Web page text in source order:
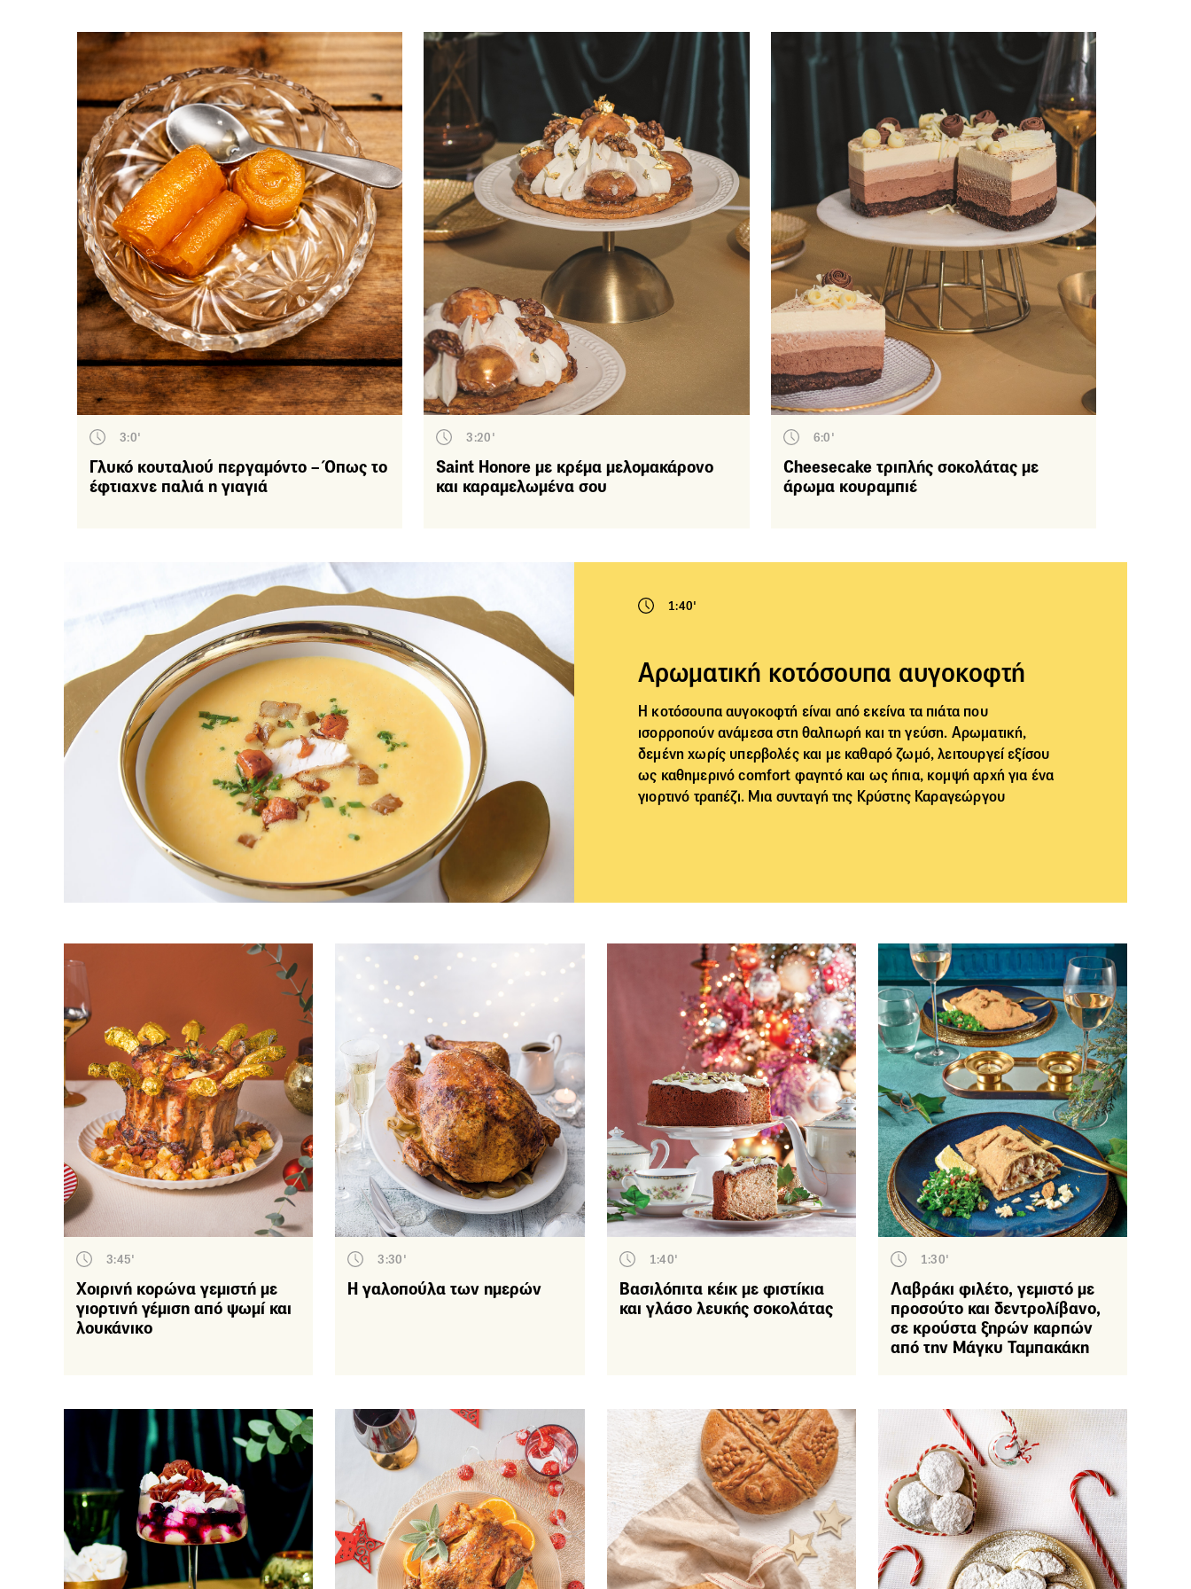
Παγωτά – Σορμπέ
Γλυκά τηγανιού
Είδος γεύματος
Πρωινό – Brunch
Ειδική διατροφή
Για χορτοφάγους
Για vegans
Χωρίς γλουτένη
Για διαβητικούς
Κυριακάτικο τραπέζι
Καθημερινό τραπέζι
Οικονομικές
Στο Πι και Φι
Με ό,τι περισσεύει
Lurpak
Arla
Sunny Via
Κρητών 'Αρτος
Trata
Fytro
Del Monte
Το Μαννα
Τσατσαρωνάκη
Όλυμπος
Νιτσιάκος
Μύλοι Αγίου Γεωργίου
Μπάρμπα Στάθης
Μακεδονικό Ταχίνι
ΔΩΔΩΝΗ
Δέλτα
ΓΚΡΕΚΑ
Βλάχα
Είδος πιάτου
Επιδόρπια
Κυρίως πιάτα
Τα βασικά
Σάλτσες - Σος - Ντιπ -
Αλείμματα
Ζωμοί - Μαρινάδες
Βασικές συνταγές
Σαλάτες
3:0'
Γλυκό κουταλιού περγαμόντο – Όπως το
έφτιαχνε παλιά η γιαγιά
3:20'
Saint Honore με κρέμα μελομακάρονο
και καραμελωμένα σου
6:0'
Cheesecake τριπλής σοκολάτας με
άρωμα κουραμπιέ
1:40'
Αρωματική κοτόσουπα αυγοκοφτή
Η κοτόσουπααυγοκοφτή είναι από εκείνα τα πιάτα που
ισορροπούν ανάμεσα στη θαλπωρή και τη γεύση. Αρωματική,
δεμένη χωρίς υπερβολές και με καθαρό ζωμό, λειτουργεί εξίσου
ως καθημερινό comfort φαγητό και ως ήπια, κομψή αρχή για ένα
γιορτινό τραπέζι. Μια συνταγή της Κρύστης Καραγεώργου
3:45'
Χοιρινή κορώνα γεμιστή με
γιορτινή γέμιση από ψωμί και
λουκάνικο
3:30'
Η γαλοπούλα των ημερών
1:40'
Βασιλόπιτα κέικ με φιστίκια
και γλάσο λευκής σοκολάτας
1:30'
Λαβράκι φιλέτο, γεμιστό με
προσούτο και δεντρολίβανο,
σε κρούστα ξηρών καρπών
από την Μάγκυ Ταμπακάκη